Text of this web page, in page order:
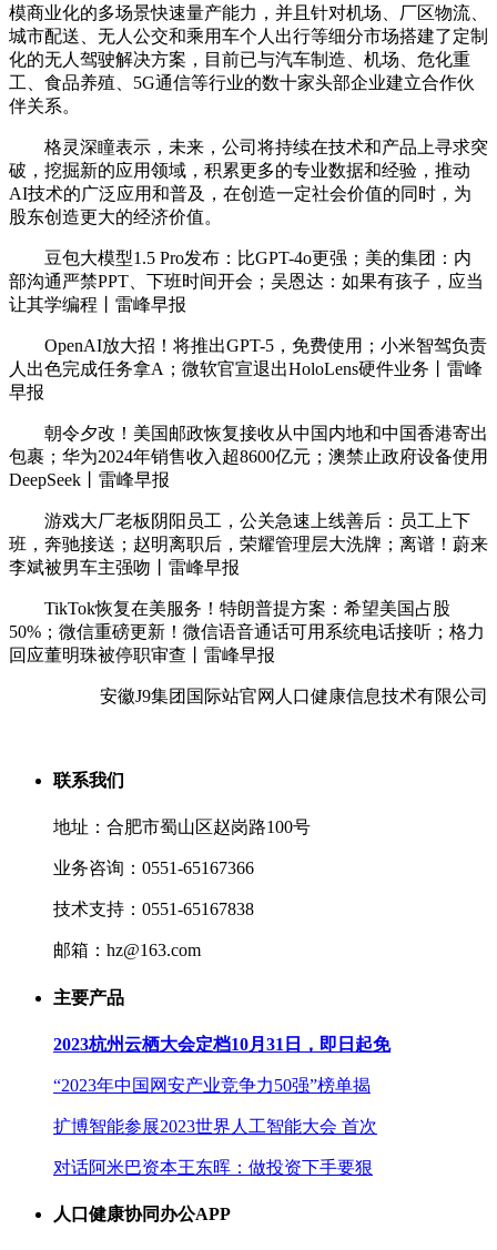
模商业化的多场景快速量产能力，并且针对机场、厂区物流、
城市配送、无人公交和乘用车个人出行等细分市场搭建了定制
化的无人驾驶解决方案，目前已与汽车制造、机场、危化重
工、食品养殖、5G通信等行业的数十家头部企业建立合作伙
伴关系。
格灵深瞳表示，未来，公司将持续在技术和产品上寻求突
破，挖掘新的应用领域，积累更多的专业数据和经验，推动
AI技术的广泛应用和普及，在创造一定社会价值的同时，为
股东创造更大的经济价值。
豆包大模型1.5 Pro发布：比GPT-4o更强；美的集团：内
部沟通严禁PPT、下班时间开会；吴恩达：如果有孩子，应当
让其学编程丨雷峰早报
OpenAI放大招！将推出GPT-5，免费使用；小米智驾负责
人出色完成任务拿A；微软官宣退出HoloLens硬件业务丨雷峰
早报
朝令夕改！美国邮政恢复接收从中国内地和中国香港寄出
包裹；华为2024年销售收入超8600亿元；澳禁止政府设备使用
DeepSeek丨雷峰早报
游戏大厂老板阴阳员工，公关急速上线善后：员工上下
班，奔驰接送；赵明离职后，荣耀管理层大洗牌；离谱！蔚来
李斌被男车主强吻丨雷峰早报
TikTok恢复在美服务！特朗普提方案：希望美国占股
50%；微信重磅更新！微信语音通话可用系统电话接听；格力
回应董明珠被停职审查丨雷峰早报
安徽J9集团国际站官网人口健康信息技术有限公司
联系我们
地址：合肥市蜀山区赵岗路100号
业务咨询：0551-65167366
技术支持：0551-65167838
邮箱：hz@163.com
主要产品
2023杭州云栖大会定档10月31日，即日起免
“2023年中国网安产业竞争力50强”榜单揭
扩博智能参展2023世界人工智能大会 首次
对话阿米巴资本王东晖：做投资下手要狠
人口健康协同办公APP